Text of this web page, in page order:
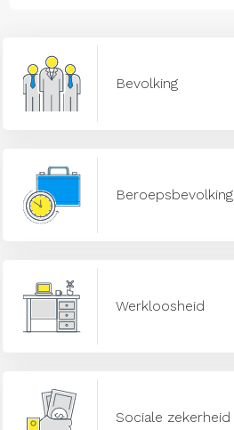
Bevolking
Beroepsbevolking
Werkloosheid
Sociale zekerheid